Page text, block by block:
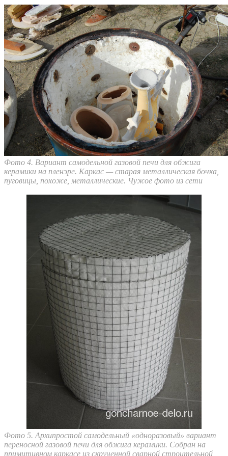
Фото 4. Вариант самодельной газовой печи для обжига
керамики на пленэре. Каркас — старая металлическая бочка,
пуговицы, похоже, металлические. Чужое фото из сети
Фото 5. Архипростой самодельный «одноразовый» вариант
переносной газовой печи для обжига керамики. Собран на
примитивном каркасе из скрученной сварной строительной